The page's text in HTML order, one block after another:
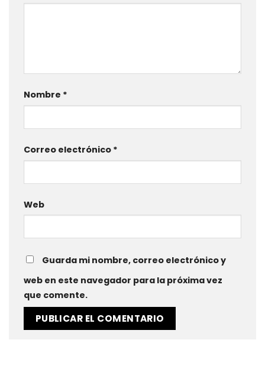
Nombre *
Correo electrónico *
Web
Guarda mi nombre, correo electrónico y
web en este navegador para la próxima vez
que comente.